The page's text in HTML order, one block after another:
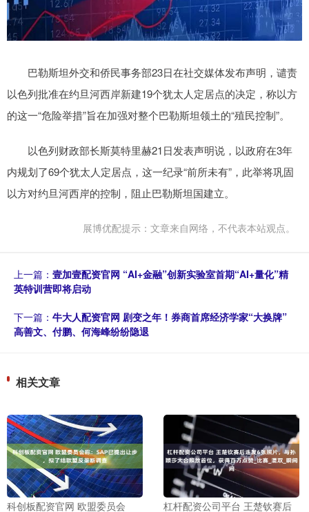
巴勒斯坦外交和侨民事务部23日在社交媒体发布声明，谴责
以色列批准在约旦河西岸新建19个犹太人定居点的决定，称以方
的这一“危险举措”旨在加强对整个巴勒斯坦领土的“殖民控制”。
以色列财政部长斯莫特里赫21日发表声明说，以政府在3年
内规划了69个犹太人定居点，这一纪录“前所未有”，此举将巩固
以方对约旦河西岸的控制，阻止巴勒斯坦国建立。
展博优配提示：文章来自网络，不代表本站观点。
上一篇： 壹加壹配资官网 “AI+金融”创新实验室首期“AI+量化”精
英特训营即将启动
下一篇： 牛大人配资官网 剧变之年！券商首席经济学家“大换牌”
高善文、付鹏、何海峰纷纷隐退
相关文章
科创板配资官网 欧盟委员会
杠杆配资公司平台 王楚钦赛后